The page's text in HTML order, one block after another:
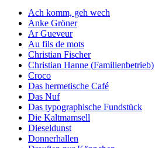
Ach komm, geh wech
Anke Gröner
Ar Gueveur
Au fils de mots
Christian Fischer
Christian Hanne (Familienbetrieb)
Croco
Das hermetische Café
Das Nuf
Das typographische Fundstück
Die Kaltmamsell
Dieseldunst
Donnerhallen